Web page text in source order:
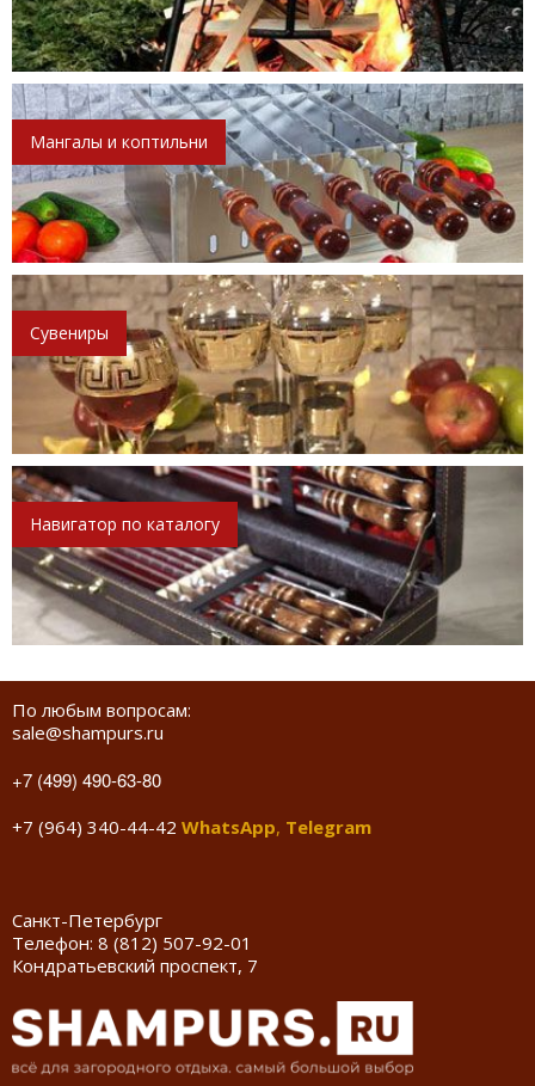
Мангалы и коптильни
Сувениры
Навигатор по каталогу
По любым вопросам:
sale@shampurs.ru
+7 (499) 490-63-80
+7 (964) 340-44-42 WhatsApp, Telegram
Санкт-Петербург
Телефон: 8 (812) 507-92-01
Кондратьевский проспект, 7